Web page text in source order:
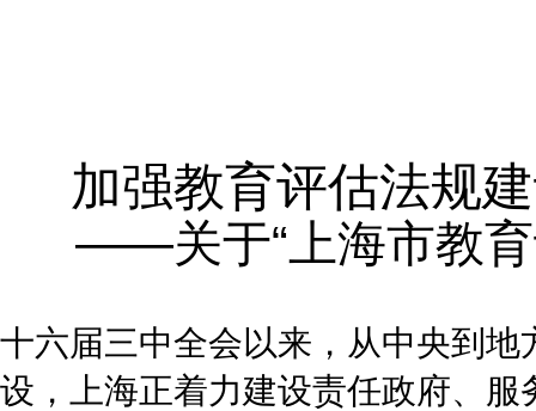
加强教育评估法规
——关于“上海市教育
十六届三中全会以来，从中央到
设，上海正着力建设责任政府、